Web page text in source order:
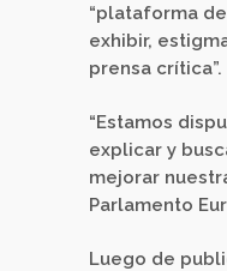
“plataforma
exhibir,
prensa crítica”.
“Estamos
explicar y
mejorar
Parlamento
Luego de